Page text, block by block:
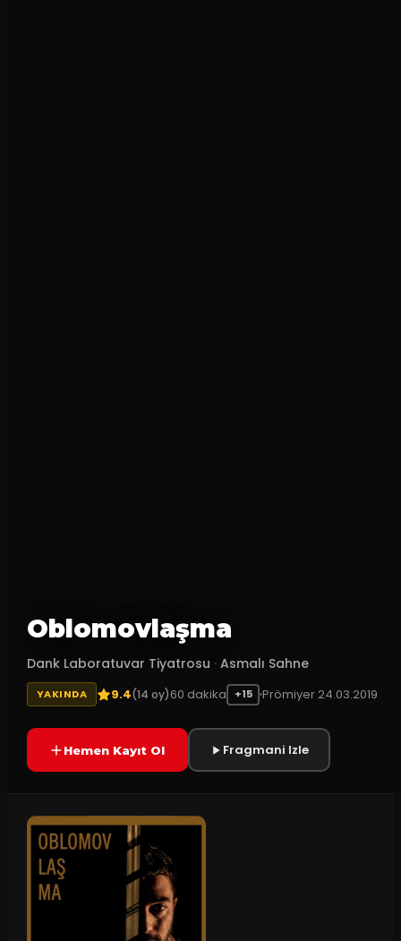
Oblomovlaşma
Dank Laboratuvar Tiyatrosu · Asmalı Sahne
YAKINDA 9.4(14 oy)60 dakika +15 Prömiyer 24.03.2019
Hemen Kayıt Ol Fragmani Izle